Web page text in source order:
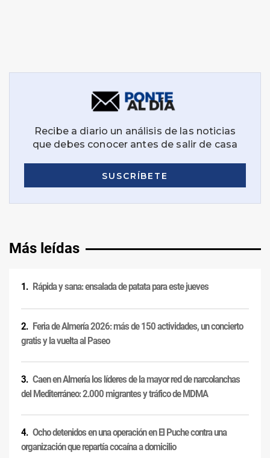
Más leídas
Rápida y sana: ensalada de patata para este jueves
Feria de Almería 2026: más de 150 actividades, un concierto
gratis y la vuelta al Paseo
Caen en Almería los líderes de la mayor red de narcolanchas
del Mediterráneo: 2.000 migrantes y tráfico de MDMA
Ocho detenidos en una operación en El Puche contra una
organización que repartía cocaína a domicilio